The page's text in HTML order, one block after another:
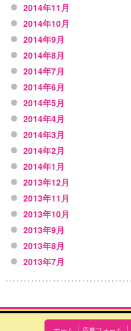
2014年11月
2014年10月
2014年9月
2014年8月
2014年7月
2014年6月
2014年5月
2014年4月
2014年3月
2014年2月
2014年1月
2013年12月
2013年11月
2013年10月
2013年9月
2013年8月
2013年7月